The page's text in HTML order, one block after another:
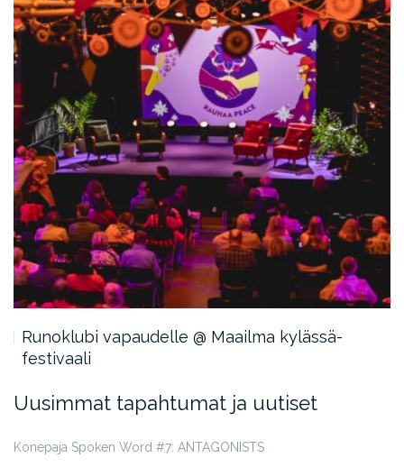
Runoklubi vapaudelle @ Maailma kylässä-
festivaali
Uusimmat tapahtumat ja uutiset
Konepaja Spoken Word #7: ANTAGONISTS